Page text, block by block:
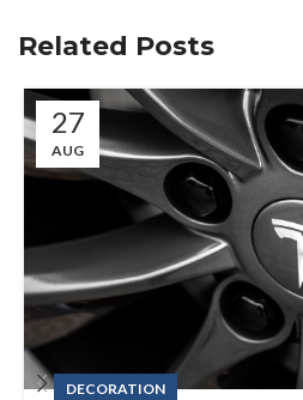
Related Posts
27
AUG
DECORATION